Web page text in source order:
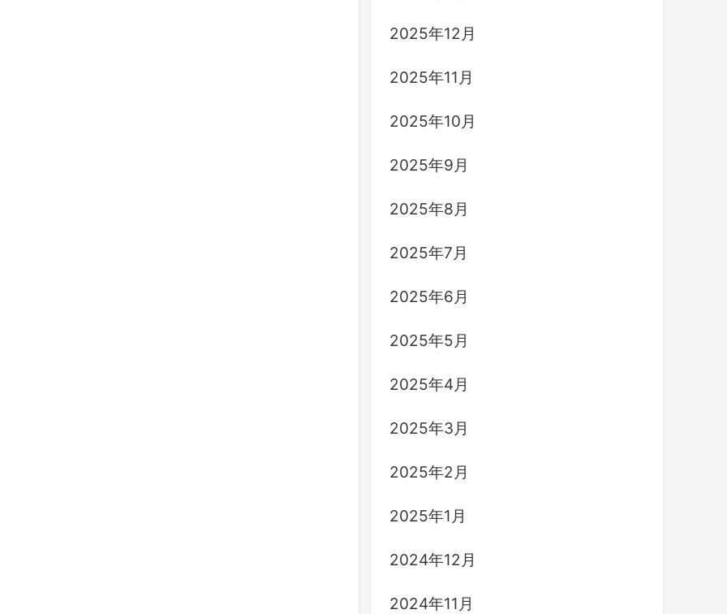
2025年12月
2025年11月
2025年10月
2025年9月
2025年8月
2025年7月
2025年6月
2025年5月
2025年4月
2025年3月
2025年2月
2025年1月
2024年12月
2024年11月